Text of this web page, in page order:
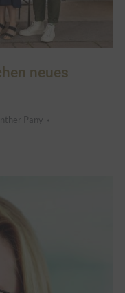
neues
Pany